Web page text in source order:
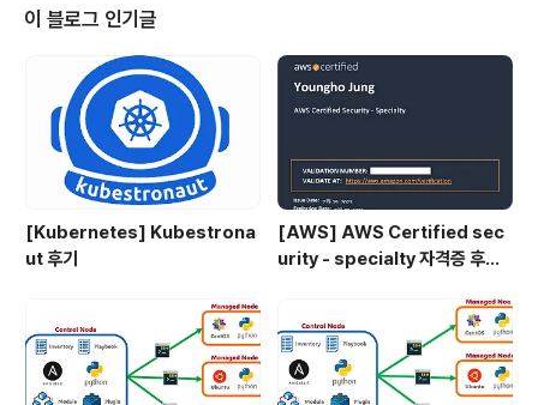
시이다. 삼항연산자를 이용하였다.삼항연산자 -> (조건식) ? (참 일때) : (거짓
일때) 12345678910111213#include using names..
이 블로그 인기글
[Kubernetes] Kubestrona
ut 후기
[AWS] AWS Certified sec
urity - specialty 자격증 후기